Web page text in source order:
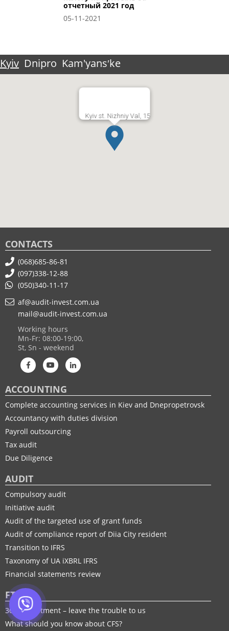
отчетный 2021 год
05-11-2021
Kyiv Dnipro Kam'yansʹke
Kyiv st. Nizhniy Val, 15
CONTACTS
(068)685-86-81
(097)338-12-88
(050)340-11-17
af@audit-invest.com.ua
mail@audit-invest.com.ua
Working hours
Mn-Fr: 08:00-19:00,
St, Sn - weekend
ACCOUNTING
Complete accounting services in Kiev and Dnepropetrovsk
Accountancy with duties division
Payroll outsourcing
Tax audit
Due Diligence
AUDIT
Compulsory audit
Initiative audit
Audit of the targeted use of grant funds
Audit of compliance report of Diia City resident
Transition to IFRS
Taxonomy of UA іXBRL IFRS
Financial statements review
FTP
30% adjustment – leave the trouble to us
What should you know about CFS?